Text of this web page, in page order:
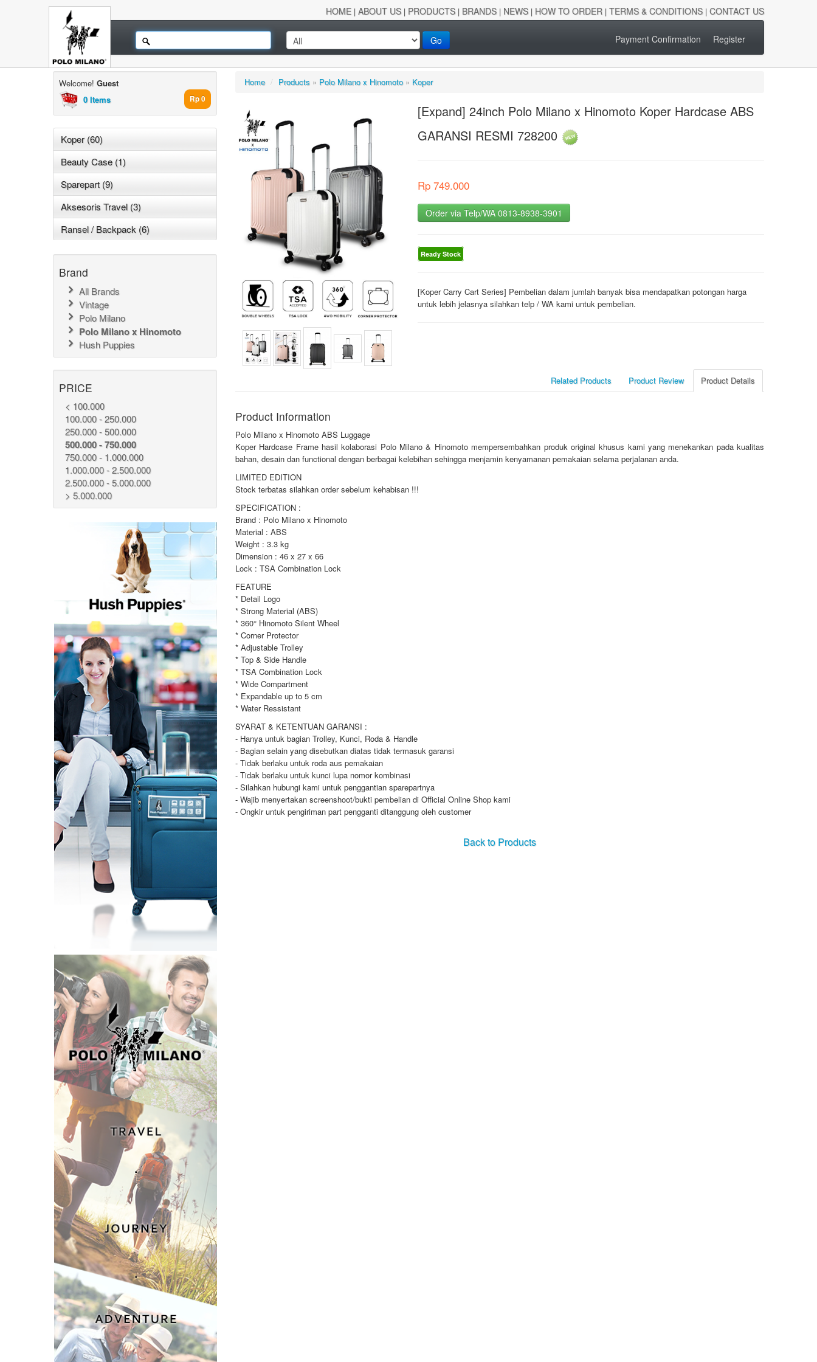
HOME | ABOUT US| PRODUCTS| BRANDS| NEWS| HOW TO ORDER | TERMS & CONDITIONS| CONTACT US
Go Payment Confirmation Register
Welcome! Guest
0 Items
Rp 0
Koper (60)
Beauty Case (1)
Sparepart (9)
Aksesoris Travel (3)
Ransel / Backpack (6)
Brand
All Brands
Vintage
Polo Milano
Polo Milano x Hinomoto
Hush Puppies
PRICE
< 100.000
100.000 - 250.000
250.000 - 500.000
500.000 - 750.000
750.000 - 1.000.000
1.000.000 - 2.500.000
2.500.000 - 5.000.000
> 5.000.000
Home / Products » Polo Milano x Hinomoto» Koper
[Expand] 24inch Polo Milano x Hinomoto Koper Hardcase ABS
GARANSI RESMI 728200
Rp 749.000
Order via Telp/WA 0813-8938-3901
Ready Stock
[Koper Carry Cart Series] Pembelian dalam jumlah banyak bisa mendapatkan potongan harga
untuk lebih jelasnya silahkan telp / WA kami untuk pembelian.
Product Details
Product Review
Related Products
Product Information
Polo Milano x Hinomoto ABS Luggage
Koper Hardcase Frame hasil kolaborasi Polo Milano & Hinomoto mempersembahkan produk original khusus kami yang menekankan pada kualitas
bahan, desain dan functional dengan berbagai kelebihan sehingga menjamin kenyamanan pemakaian selama perjalanan anda.
LIMITED EDITION
Stock terbatas silahkan order sebelum kehabisan !!!
SPECIFICATION :
Brand : Polo Milano x Hinomoto
Material : ABS
Weight : 3.3 kg
Dimension : 46 x 27 x 66
Lock : TSA Combination Lock
FEATURE
* Detail Logo
* Strong Material (ABS)
* 360° Hinomoto Silent Wheel
* Corner Protector
* Adjustable Trolley
* Top & Side Handle
* TSA Combination Lock
* Wide Compartment
* Expandable up to 5 cm
* Water Ressistant
SYARAT & KETENTUAN GARANSI :
- Hanya untuk bagian Trolley, Kunci, Roda & Handle
- Bagian selain yang disebutkan diatas tidak termasuk garansi
- Tidak berlaku untuk roda aus pemakaian
- Tidak berlaku untuk kunci lupa nomor kombinasi
- Silahkan hubungi kami untuk penggantian sparepartnya
- Wajib menyertakan screenshoot/bukti pembelian di Official Online Shop kami
- Ongkir untuk pengiriman part pengganti ditanggung oleh customer
Back to Products